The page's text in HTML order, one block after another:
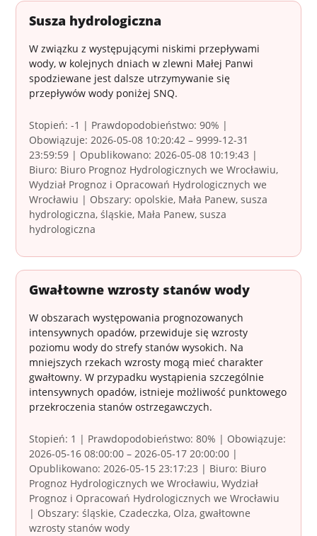
Susza hydrologiczna
W związku z występującymi niskimi przepływami
wody, w kolejnych dniach w zlewni Małej Panwi
spodziewane jest dalsze utrzymywanie się
przepływów wody poniżej SNQ.
Stopień: -1 | Prawdopodobieństwo: 90% |
Obowiązuje: 2026-05-08 10:20:42 – 9999-12-31
23:59:59 | Opublikowano: 2026-05-08 10:19:43 |
Biuro: Biuro Prognoz Hydrologicznych we Wrocławiu,
Wydział Prognoz i Opracowań Hydrologicznych we
Wrocławiu | Obszary: opolskie, Mała Panew, susza
hydrologiczna, śląskie, Mała Panew, susza
hydrologiczna
Gwałtowne wzrosty stanów wody
W obszarach występowania prognozowanych
intensywnych opadów, przewiduje się wzrosty
poziomu wody do strefy stanów wysokich. Na
mniejszych rzekach wzrosty mogą mieć charakter
gwałtowny. W przypadku wystąpienia szczególnie
intensywnych opadów, istnieje możliwość punktowego
przekroczenia stanów ostrzegawczych.
Stopień: 1 | Prawdopodobieństwo: 80% | Obowiązuje:
2026-05-16 08:00:00 – 2026-05-17 20:00:00 |
Opublikowano: 2026-05-15 23:17:23 | Biuro: Biuro
Prognoz Hydrologicznych we Wrocławiu, Wydział
Prognoz i Opracowań Hydrologicznych we Wrocławiu
| Obszary: śląskie, Czadeczka, Olza, gwałtowne
wzrosty stanów wody